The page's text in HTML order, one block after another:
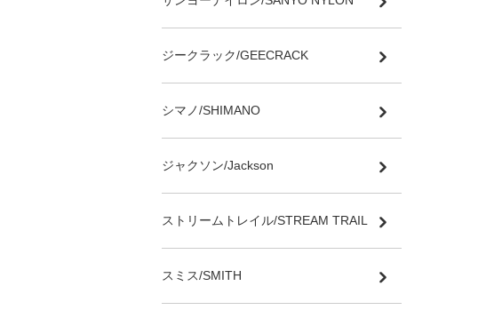
ジークラック/GEECRACK
シマノ/SHIMANO
ジャクソン/Jackson
ストリームトレイル/STREAM TRAIL
スミス/SMITH